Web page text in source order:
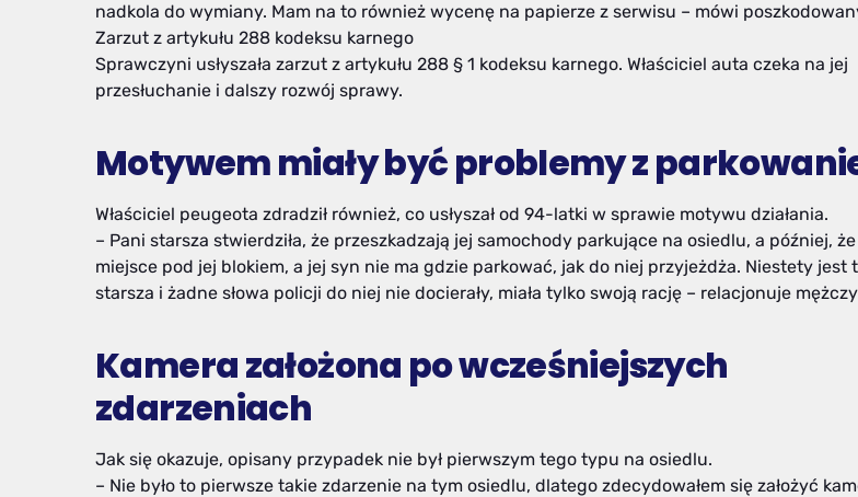
nadkola do wymiany. Mam na to również wycenę na papierze z serwisu – mówi
Zarzut z artykułu 288 kodeksu karnego
Sprawczyni usłyszała zarzut z artykułu 288 § 1 kodeksu karnego. Właściciel auta czeka na jej
przesłuchanie i dalszy rozwój sprawy.
Motywem miały być problemy z
Właściciel peugeota zdradził również, co usłyszał od 94-latki w sprawie motywu działania.
– Pani starsza stwierdziła, że przeszkadzają jej samochody parkujące na osiedlu, a później,
miejsce pod jej blokiem, a jej syn nie ma gdzie parkować, jak do niej przyjeżdża. Niestety jest
starsza i żadne słowa policji do niej nie docierały, miała tylko swoją rację – relacjonuje
Kamera założona po wcześniejszych
zdarzeniach
Jak się okazuje, opisany przypadek nie był pierwszym tego typu na osiedlu.
– Nie było to pierwsze takie zdarzenie na tym osiedlu, dlatego zdecydowałem się założyć